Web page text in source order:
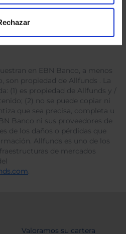
en EBN Banco, a menos
son propiedad de Allfunds . La
(1) es propiedad de Allfunds y /
(2) no se puede copiar ni
que sea precisa, completa u
Banco ni sus proveedores de
de los daños o pérdidas que
Allfunds es uno de los
de mercados
.
Valoramos su cartera